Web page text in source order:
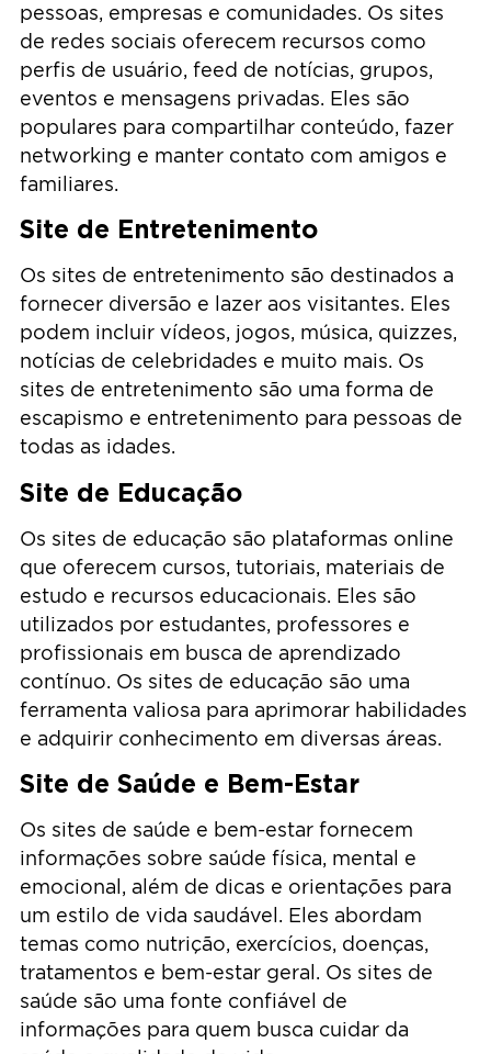
pessoas, empresas e comunidades. Os sites
de redes sociais oferecem recursos como
perfis de usuário, feed de notícias, grupos,
eventos e mensagens privadas. Eles são
populares para compartilhar conteúdo, fazer
networking e manter contato com amigos e
familiares.
Site de Entretenimento
Os sites de entretenimento são destinados a
fornecer diversão e lazer aos visitantes. Eles
podem incluir vídeos, jogos, música, quizzes,
notícias de celebridades e muito mais. Os
sites de entretenimento são uma forma de
escapismo e entretenimento para pessoas de
todas as idades.
Site de Educação
Os sites de educação são plataformas online
que oferecem cursos, tutoriais, materiais de
estudo e recursos educacionais. Eles são
utilizados por estudantes, professores e
profissionais em busca de aprendizado
contínuo. Os sites de educação são uma
ferramenta valiosa para aprimorar habilidades
e adquirir conhecimento em diversas áreas.
Site de Saúde e Bem-Estar
Os sites de saúde e bem-estar fornecem
informações sobre saúde física, mental e
emocional, além de dicas e orientações para
um estilo de vida saudável. Eles abordam
temas como nutrição, exercícios, doenças,
tratamentos e bem-estar geral. Os sites de
saúde são uma fonte confiável de
informações para quem busca cuidar da